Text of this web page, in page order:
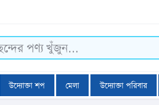
উদ্যোক্তা শপ মেলা উদ্যোক্তা পরিবার